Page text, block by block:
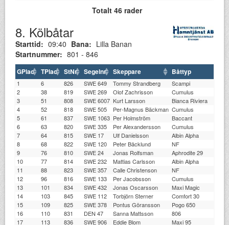
Totalt 46 rader
8. Kölbåtar
Starttid: 09:40 Bana: Lilla Banan
Startnummer: 801 - 846
GPlac TPlac StNr Segelnr Skeppare Båttyp
1 6 826 SWE 649 Tommy Strandberg Scampi
2
38 819 SWE 269 Olof Zachrisson Cumulus
3
51 808 SWE 6007 Kurt Larsson Bianca Riviera
4
52 818 SWE 505 Per-Magnus Bäckman Cumulus
5
61 837 SWE 1063 Per Holmström Baccant
6
63 820 SWE 335 Per Alexandersson Cumulus
7
64 815 SWE 17 Ulf Danielsson Albin Alpha
8
68 822 SWE 120 Peter Bäcklund NF
9
76 810 SWE 24 Jonas Rolfsman Aphrodite 29
10
77 814 SWE 232 Mattias Carlsson Albin Alpha
11
88 823 SWE 357 Calle Christenson NF
12
96 816 SWE 133 Per Jacobsson Cumulus
13
101 834 SWE 432 Jonas Oscarsson Maxi Magic
14
103 845 SWE 112 Torbjörn Sterner Comfort 30
15
109 825 SWE 378 Pontus Göransson Pogo 650
16
110 831 DEN 47 Sanna Mattsson 806
17
113 836 SWE 906 Eddie Blom Maxi 95